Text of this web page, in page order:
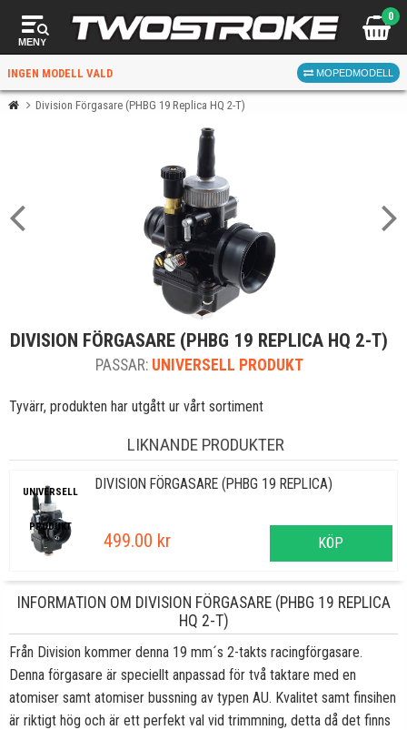
MENY
0
INGEN MODELL VALD MOPEDMODELL
FÖR RÄTT DELAR
VÄLJ
När du valt kommer butiken visa delar för vald moped
och universella produkter.
Division Förgasare (PHBG 19 Replica HQ 2-T)
DIVISION FÖRGASARE (PHBG 19 REPLICA HQ 2-T)
PASSAR: UNIVERSELL PRODUKT
Tyvärr, produkten har utgått ur vårt sortiment
LIKNANDE PRODUKTER
UNIVERSELL
PRODUKT
DIVISION FÖRGASARE (PHBG 19 REPLICA)
499.00 kr KÖP
INFORMATION OM DIVISION FÖRGASARE (PHBG 19 REPLICA
HQ 2-T)
Från Division kommer denna 19 mm´s 2-takts racingförgasare.
Denna förgasare är speciellt anpassad för två taktare med en
atomiser samt atomiser bussning av typen AU. Kvalitet samt finsihen
är riktigt hög och är ett perfekt val vid trimmning, detta då det finns